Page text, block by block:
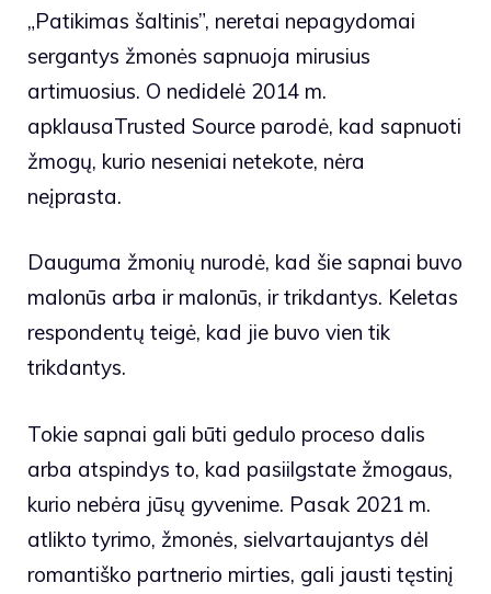
„Patikimas šaltinis”, neretai nepagydomai
sergantys žmonės sapnuoja mirusius
artimuosius. O nedidelė 2014 m.
apklausaTrusted Source parodė, kad sapnuoti
žmogų, kurio neseniai netekote, nėra
neįprasta.
Dauguma žmonių nurodė, kad šie sapnai buvo
malonūs arba ir malonūs, ir trikdantys. Keletas
respondentų teigė, kad jie buvo vien tik
trikdantys.
Tokie sapnai gali būti gedulo proceso dalis
arba atspindys to, kad pasiilgstate žmogaus,
kurio nebėra jūsų gyvenime. Pasak 2021 m.
atlikto tyrimo, žmonės, sielvartaujantys dėl
romantiško partnerio mirties, gali jausti tęstinį